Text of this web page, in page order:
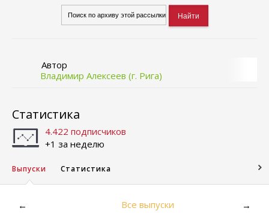
Автор
Владимир Алексеев (г. Рига)
Статистика
4.422 подписчиков
+1 за неделю
Выпуски Статистика
← Все выпуски →